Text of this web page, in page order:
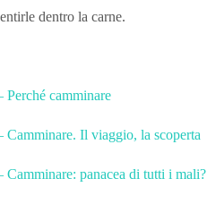
dentro la carne.
camminare
Il viaggio, la scoperta
panacea di tutti i mali?